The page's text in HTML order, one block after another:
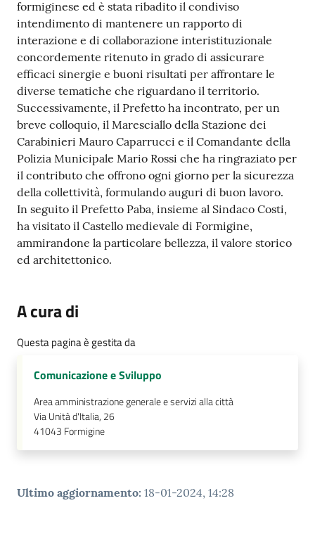
Seguici
su
formiginese ed è stata ribadito il condiviso
intendimento di mantenere un rapporto di
interazione e di collaborazione interistituzionale
concordemente ritenuto in grado di assicurare
efficaci sinergie e buoni risultati per affrontare le
diverse tematiche che riguardano il territorio.
Successivamente, il Prefetto ha incontrato, per un
breve colloquio, il Maresciallo della Stazione dei
Carabinieri Mauro Caparrucci e il Comandante della
Polizia Municipale Mario Rossi che ha ringraziato per
il contributo che offrono ogni giorno per la sicurezza
della collettività, formulando auguri di buon lavoro.
In seguito il Prefetto Paba, insieme al Sindaco Costi,
ha visitato il Castello medievale di Formigine,
ammirandone la particolare bellezza, il valore storico
ed architettonico.
A cura di
Questa pagina è gestita da
Comunicazione e Sviluppo
Area amministrazione generale e servizi alla città
Via Unità d'Italia, 26
41043 Formigine
Ultimo aggiornamento: 18-01-2024, 14:28